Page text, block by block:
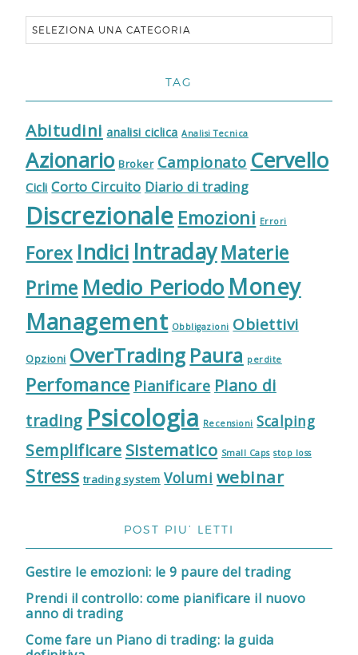
TAG
Abitudini analisi ciclica Analisi Tecnica
Azionario Broker Campionato Cervello
Cicli Corto Circuito Diario di trading
Discrezionale Emozioni Errori
Forex Indici IntradayMaterie
Prime Medio Periodo Money
Management Obbligazioni Obiettivi
Opzioni OverTrading Paura perdite
Perfomance Pianificare Piano di
trading Psicologia Recensioni Scalping
Semplificare Sistematico Small Caps stop loss
Stress trading system Volumi webinar
POST PIU’ LETTI
Gestire le emozioni: le 9 paure del trading
Prendi il controllo: come pianificare il nuovo
anno di trading
Come fare un Piano di trading: la guida